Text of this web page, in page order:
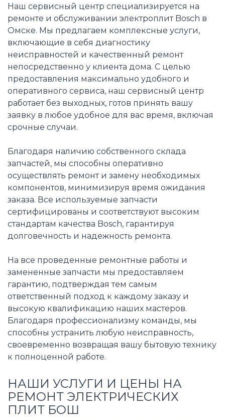
Наш сервисный центр специализируется на
ремонте и обслуживании электроплит Bosch в
Омске. Мы предлагаем комплексные услуги,
включающие в себя диагностику
неисправностей и качественный ремонт
непосредственно у клиента дома. С целью
предоставления максимально удобного и
оперативного сервиса, наш сервисный центр
работает без выходных, готов принять вашу
заявку в любое удобное для вас время, включая
срочные случаи.
Благодаря наличию собственного склада
запчастей, мы способны оперативно
осуществлять ремонт и замену необходимых
компонентов, минимизируя время ожидания
заказа. Все используемые запчасти
сертифицированы и соответствуют высоким
стандартам качества Bosch, гарантируя
долговечность и надежность ремонта.
На все проведенные ремонтные работы и
замененные запчасти мы предоставляем
гарантию, подтверждая тем самым
ответственный подход к каждому заказу и
высокую квалификацию наших мастеров.
Благодаря профессионализму команды, мы
способны устранить любую неисправность,
своевременно возвращая вашу бытовую технику
к полноценной работе.
НАШИ УСЛУГИ И ЦЕНЫ НА
РЕМОНТ ЭЛЕКТРИЧЕСКИХ
ПЛИТ БОШ